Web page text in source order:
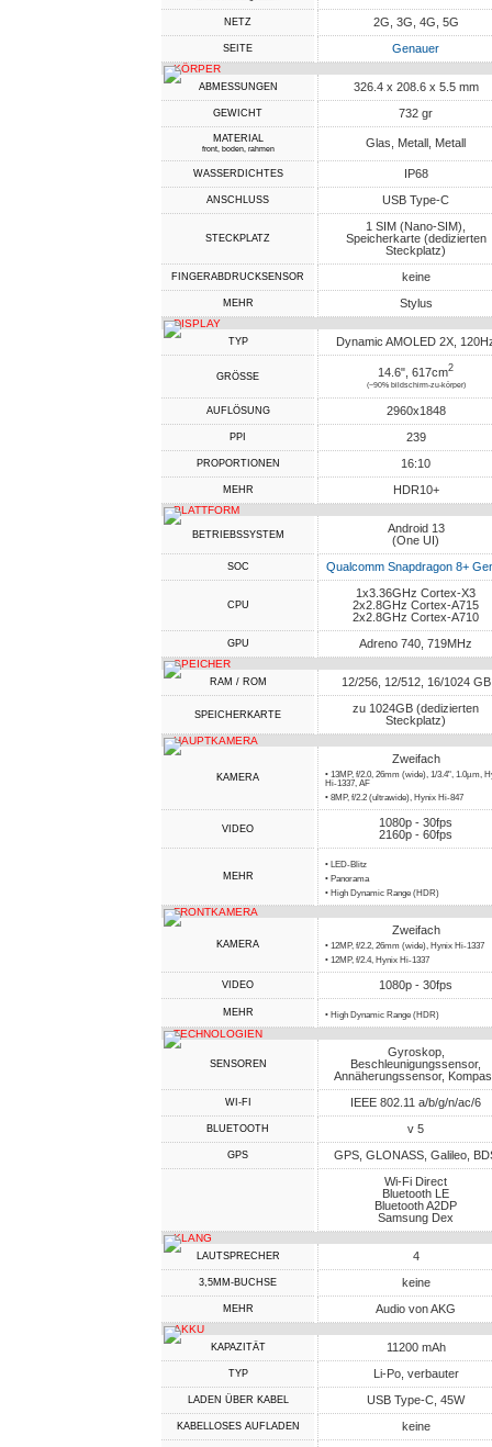
NETZ 2G, 3G, 4G, 5G
SEITE Genauer
KÖRPER
ABMESSUNGEN 326.4 x 208.6 x 5.5 mm
GEWICHT 732 gr
MATERIAL
front, boden, rahmen Glas, Metall, Metall
WASSERDICHTES IP68
ANSCHLUSS USB Type-C
STECKPLATZ
1 SIM (Nano-SIM),
Speicherkarte (dedizierten
Steckplatz)
FINGERABDRUCKSENSOR keine
MEHR Stylus
DISPLAY
TYP Dynamic AMOLED 2X,
GRÖSSE 14.6", 617cm2
(~90% bildschirm-zu-körper)
AUFLÖSUNG 2960x1848
PPI 239
PROPORTIONEN 16:10
MEHR HDR10+
PLATTFORM
BETRIEBSSYSTEM
Android 13
(One UI)
SOC Qualcomm Snapdragon 8+
CPU
1x3.36GHz Cortex-X3
2x2.8GHz Cortex-A715
2x2.8GHz Cortex-A710
GPU Adreno 740, 719MHz
SPEICHER
RAM / ROM 12/256, 12/512, 16/1024 GB
SPEICHERKARTE
zu 1024GB (dedizierten
Steckplatz)
HAUPTKAMERA
KAMERA
Zweifach
• 13MP, f/2.0, 26mm (wide), 1/3.4", 1.0µm,
Hi-1337, AF
• 8MP, f/2.2 (ultrawide), Hynix Hi-847
VIDEO
1080p - 30fps
2160p - 60fps
MEHR
• LED-Blitz
• Panorama
• High Dynamic Range (HDR)
FRONTKAMERA
KAMERA
Zweifach
• 12MP, f/2.2, 26mm (wide), Hynix Hi-1337
• 12MP, f/2.4, Hynix Hi-1337
VIDEO 1080p - 30fps
MEHR • High Dynamic Range (HDR)
TECHNOLOGIEN
SENSOREN
Gyroskop,
Beschleunigungssensor,
Annäherungssensor,
WI-FI IEEE 802.11 a/b/g/n/ac/6
BLUETOOTH v 5
GPS
GPS, GLONASS, Galileo,
Wi-Fi Direct
Bluetooth LE
Bluetooth A2DP
Samsung Dex
KLANG
LAUTSPRECHER 4
3,5MM-BUCHSE keine
MEHR Audio von AKG
AKKU
KAPAZITÄT 11200 mAh
TYP Li-Po, verbauter
LADEN ÜBER KABEL USB Type-C, 45W
KABELLOSES AUFLADEN keine